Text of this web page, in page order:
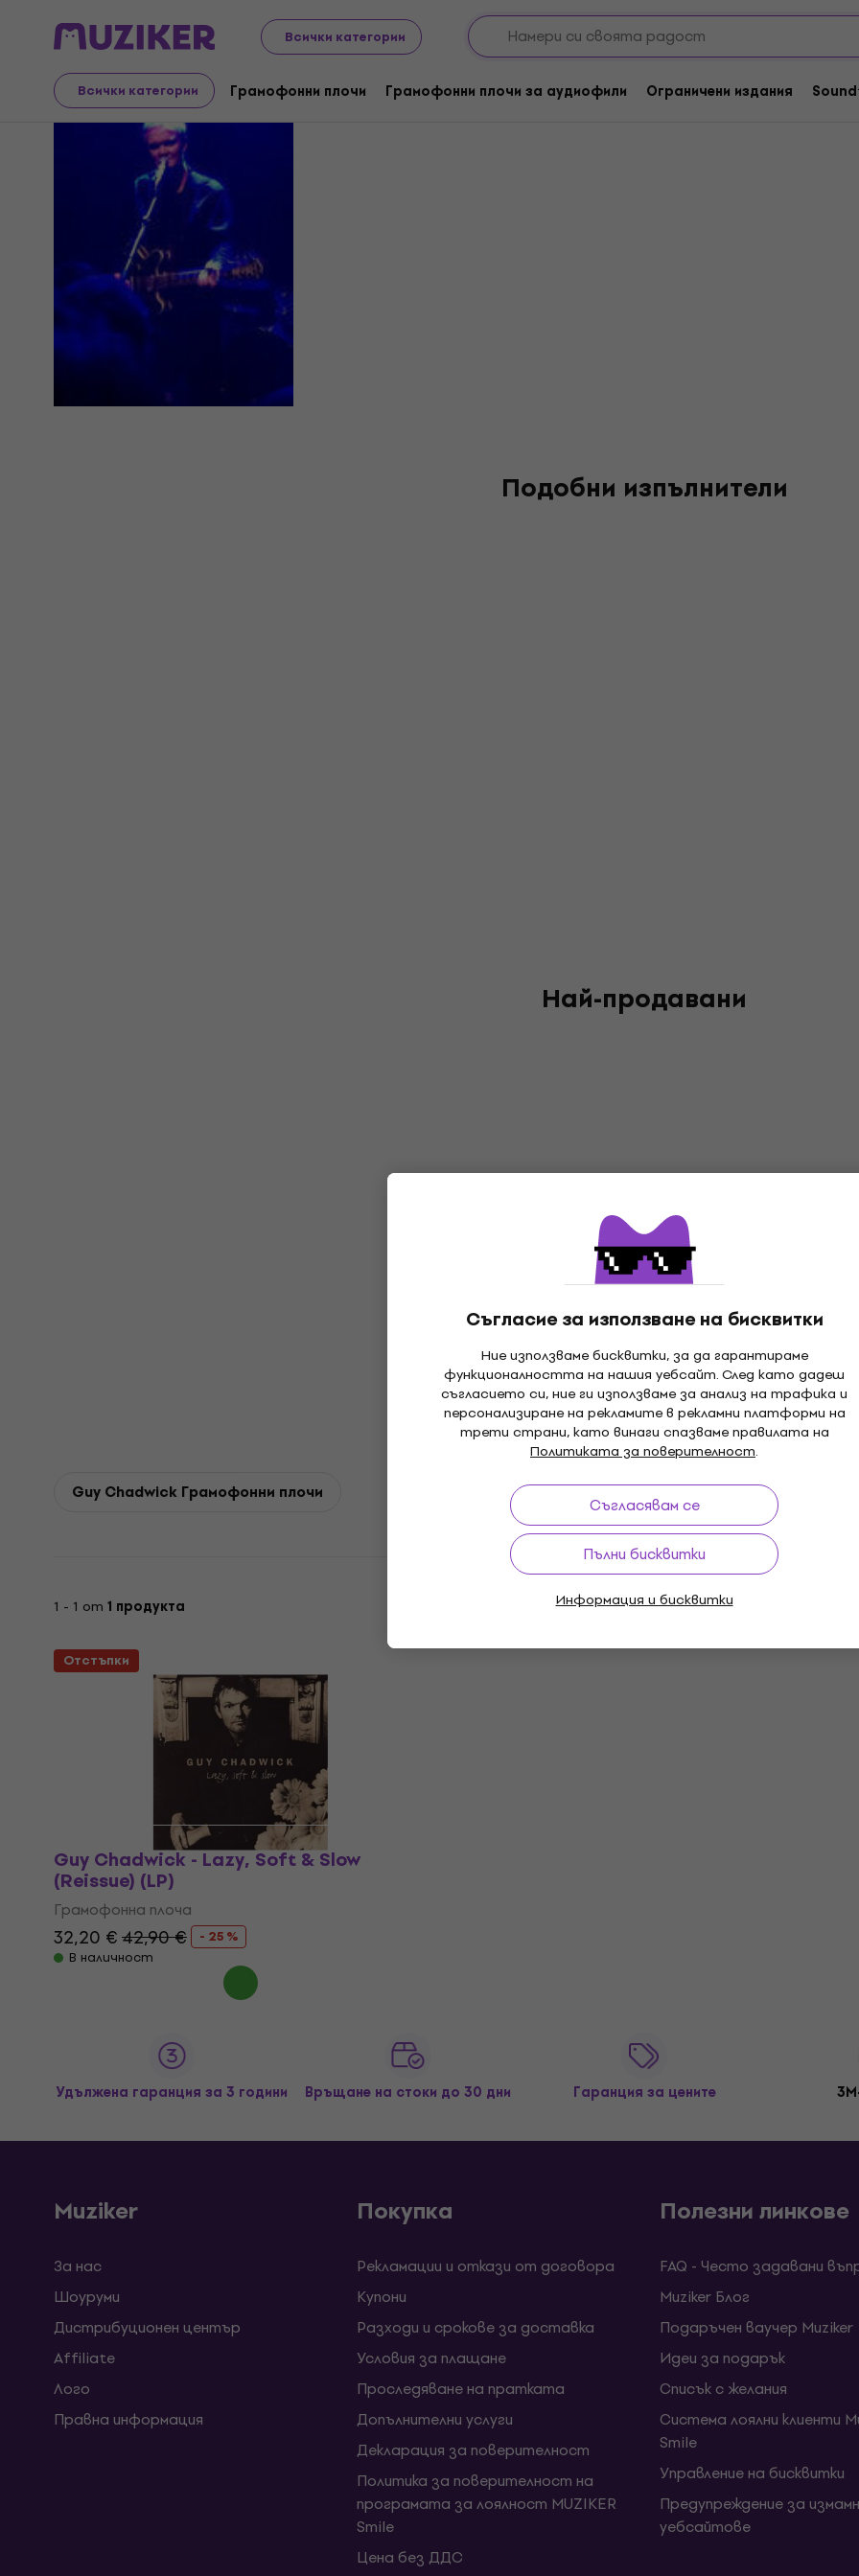
Всички категории
Всички категории Грамофонни плочи Грамофонни плочи за аудиофили Ограничени издания
Съгласие за използване на бисквитки
Ние използваме бисквитки, за да гарантираме
функционалността на нашия уебсайт. След като дадеш
съгласието си, ние ги използваме за анализ на трафика и
персонализиране на рекламите в рекламни платформи на
трети страни, като винаги спазваме правилата на
Политиката за поверителност.
Съгласявам се
Пълни бисквитки
Информация и бисквитки
Guy Chadwick
Подобни изпълнители
Най-продавани
Guy Chadwick Грамофонни плочи
1 - 1 от 1 продукта
Отстъпки
Guy Chadwick - Lazy, Soft & Slow
(Reissue) (LP)
Грамофонна плоча
32,20 €42,90 €
- 25 %
В наличност
Удължена гаранция за 3 години Връщане на стоки до 30 дни Гаранция за цените
Muziker
За нас
Шоуруми
Дистрибуционен център
Affiliate
Лого
Правна информация
Покупка
Рекламации и откази от договора
Kупони
Разходи и срокове за доставка
Условия за плащане
Проследяване на пратката
Допълнителни услуги
Декларация за поверителност
Политика за поверителност на
програмата за лоялност MUZIKER
Smile
Цена без ДДС
Полезни линкове
FAQ - Често задавани
Muziker Блог
Подаръчен ваучер Muziker
Идеи за подарък
Списък с желания
Система лоялни клиенти
Smile
Управление на бисквитки
Предупреждение за
уебсайтове